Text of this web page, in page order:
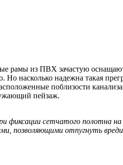
рамы из ПВХ зачастую
насколько надежна такая
поблизости
пейзаж.
фиксации сетчатого полотна
позволяющими отпугнуть